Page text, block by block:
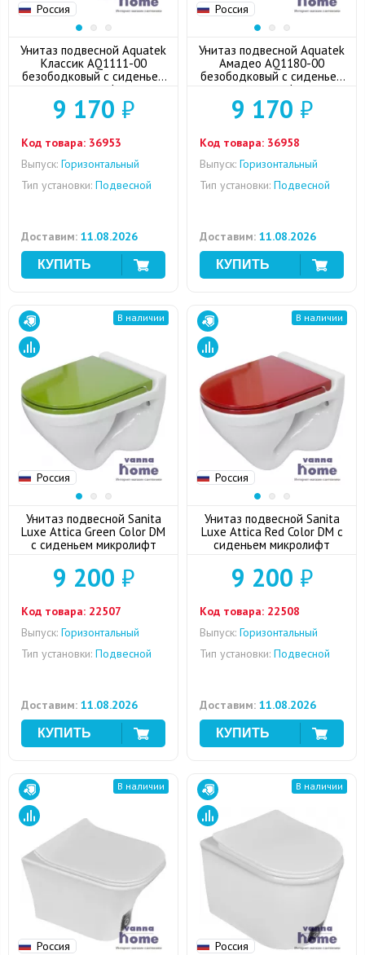
Россия
Унитаз подвесной Aquatek
Классик AQ1111-00
безободковый с сиденьем
микролифт
9 170 ₽
Код товара: 36953
Выпуск: Горизонтальный
Тип установки: Подвесной
Доставим: 11.08.2026
Россия
Унитаз подвесной Aquatek
Амадео AQ1180-00
безободковый с сиденьем
микролифт
9 170 ₽
Код товара: 36958
Выпуск: Горизонтальный
Тип установки: Подвесной
Доставим: 11.08.2026
Россия
В наличии
Унитаз подвесной Sanita
Luxe Attica Green Color DM
с сиденьем микролифт
9 200 ₽
Код товара: 22507
Выпуск: Горизонтальный
Тип установки: Подвесной
Доставим: 11.08.2026
Россия
В наличии
Унитаз подвесной Sanita
Luxe Attica Red Color DM с
сиденьем микролифт
9 200 ₽
Код товара: 22508
Выпуск: Горизонтальный
Тип установки: Подвесной
Доставим: 11.08.2026
Россия
В наличии
Россия
В наличии